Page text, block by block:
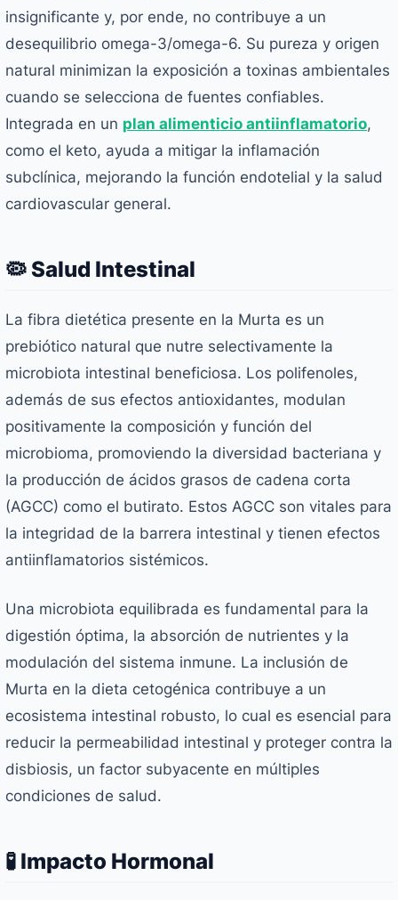
insignificante y, por ende, no contribuye a un
desequilibrio omega-3/omega-6. Su pureza y origen
natural minimizan la exposición a toxinas ambientales
cuando se selecciona de fuentes confiables.
Integrada en un plan alimenticio antiinflamatorio,
como el keto, ayuda a mitigar la inflamación
subclínica, mejorando la función endotelial y la salud
cardiovascular general.
🦠 Salud Intestinal
La fibra dietética presente en la Murta es un
prebiótico natural que nutre selectivamente la
microbiota intestinal beneficiosa. Los polifenoles,
además de sus efectos antioxidantes, modulan
positivamente la composición y función del
microbioma, promoviendo la diversidad bacteriana y
la producción de ácidos grasos de cadena corta
(AGCC) como el butirato. Estos AGCC son vitales para
la integridad de la barrera intestinal y tienen efectos
antiinflamatorios sistémicos.
Una microbiota equilibrada es fundamental para la
digestión óptima, la absorción de nutrientes y la
modulación del sistema inmune. La inclusión de
Murta en la dieta cetogénica contribuye a un
ecosistema intestinal robusto, lo cual es esencial para
reducir la permeabilidad intestinal y proteger contra la
disbiosis, un factor subyacente en múltiples
condiciones de salud.
🧪 Impacto Hormonal